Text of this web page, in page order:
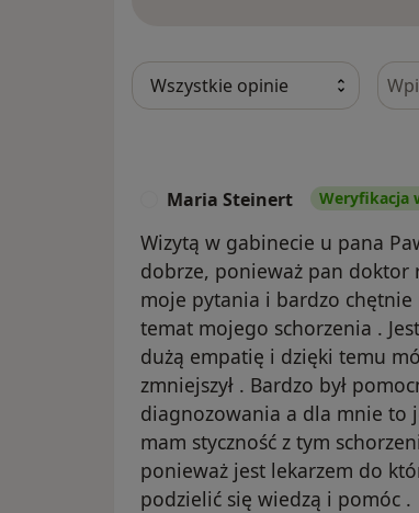
Maria Steinert Weryfikacja
Wizytą w gabinecie u pana
dobrze, ponieważ pan doktor
moje pytania i bardzo chętnie
temat mojego schorzenia .
dużą empatię i dzięki temu
zmniejszył . Bardzo był
diagnozowania a dla mnie to
mam styczność z tym
ponieważ jest lekarzem do
podzielić się wiedzą i pomóc .